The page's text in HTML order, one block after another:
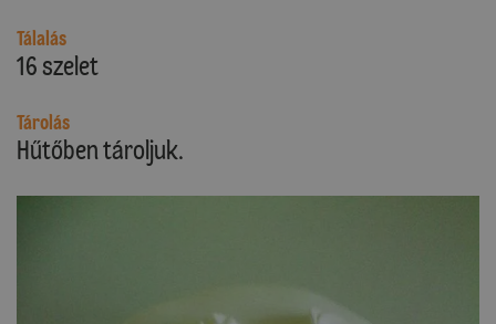
Tálalás
16 szelet
Tárolás
Hűtőben tároljuk.